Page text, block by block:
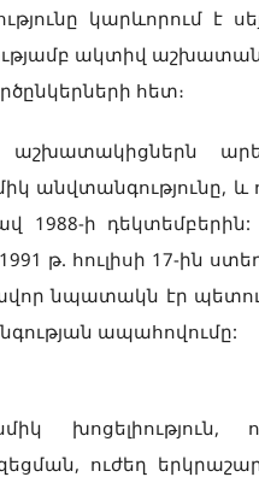
կարևորում է
ակտիվ
հետ։
աշխատակիցներն
անվտանգությունը, և
1988-ի դեկտեմբերին:
թ. հուլիսի 17-ին
նպատակն էր
ապահովումը:
խոցելիություն,
ուժեղ